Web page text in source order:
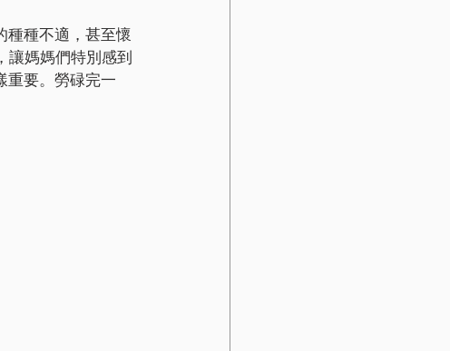
種種不適，甚至懷
讓媽媽們特別感到
重要。勞碌完一